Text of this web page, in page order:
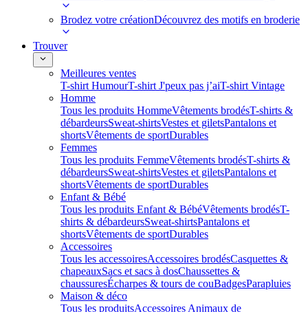
Brodez votre créationDécouvrez des motifs en broderie
Trouver
Meilleures ventes
T-shirt HumourT-shirt J'peux pas j’aiT-shirt Vintage
Homme
Tous les produits HommeVêtements brodésT-shirts &
débardeursSweat-shirtsVestes et giletsPantalons et
shortsVêtements de sportDurables
Femmes
Tous les produits FemmeVêtements brodésT-shirts &
débardeursSweat-shirtsVestes et giletsPantalons et
shortsVêtements de sportDurables
Enfant & Bébé
Tous les produits Enfant & BébéVêtements brodésT-
shirts & débardeursSweat-shirtsPantalons et
shortsVêtements de sportDurables
Accessoires
Tous les accessoiresAccessoires brodésCasquettes &
chapeauxSacs et sacs à dosChaussettes &
chaussuresÉcharpes & tours de couBadgesParapluies
Maison & déco
Tous les produitsAccessoires Animaux de